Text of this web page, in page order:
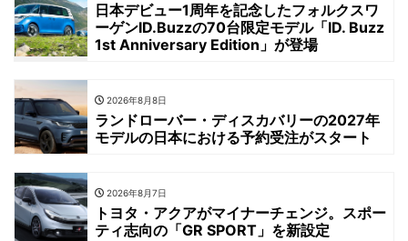
日本デビュー1周年を記念したフォルクスワ
ーゲンID.Buzzの70台限定モデル「ID. Buzz
1st Anniversary Edition」が登場
2026年8月8日
ランドローバー・ディスカバリーの2027年
モデルの日本における予約受注がスタート
2026年8月7日
トヨタ・アクアがマイナーチェンジ。スポー
ティ志向の「GR SPORT」を新設定